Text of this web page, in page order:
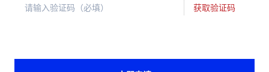
获取验证码